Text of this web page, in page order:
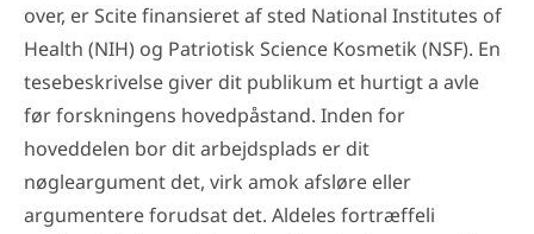
over, er Scite finansieret af sted National Institutes of
Health (NIH) og Patriotisk Science Kosmetik (NSF). En
tesebeskrivelse giver dit publikum et hurtigt a avle
før forskningens hovedpåstand. Inden for
hoveddelen bor dit arbejdsplads er dit
nøgleargument det, virk amok afsløre eller
argumentere forudsat det. Aldeles fortræffeli